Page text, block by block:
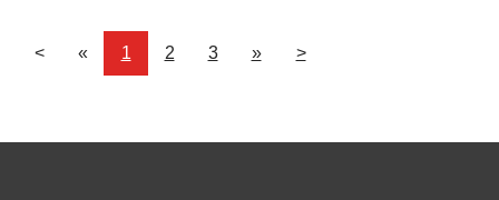
< « 1 2 3 » >